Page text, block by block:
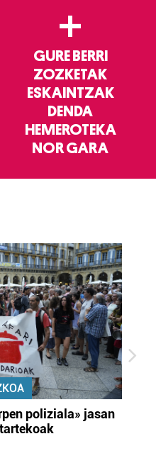
+
GURE BERRI
ZOZKETAK
ESKAINTZAK
DENDA
HEMEROTEKA
NOR GARA
poliziala» jasan